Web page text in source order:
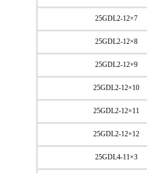
25GDL2-12×7
25GDL2-12×8
25GDL2-12×9
25GDL2-12×10
25GDL2-12×11
25GDL2-12×12
25GDL4-11×3